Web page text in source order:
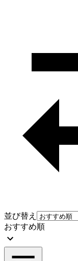
並び替え
おすすめ順